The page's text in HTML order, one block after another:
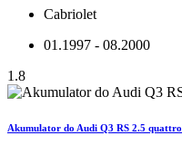
Cabriolet
01.1997 - 08.2000
1.8
Akumulator do Audi Q3 RS 2.5 quattro